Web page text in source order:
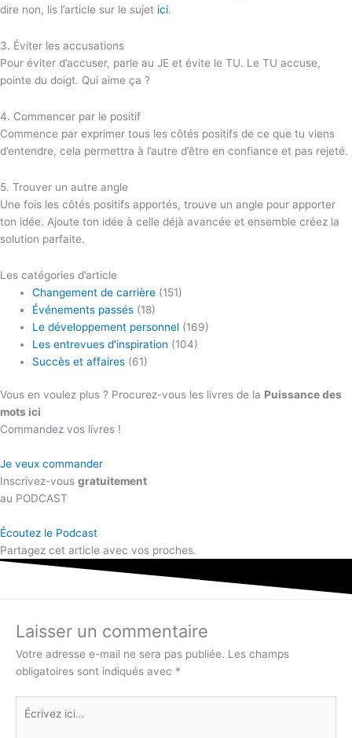
dire non, lis l’article sur le sujet ici.
3. Éviter les accusations
Pour éviter d’accuser, parle au JE et évite le TU. Le TU accuse,
pointe du doigt. Qui aime ça ?
4. Commencer par le positif
Commence par exprimer tous les côtés positifs de ce que tu viens
d’entendre, cela permettra à l’autre d’être en confiance et pas rejeté.
5. Trouver un autre angle
Une fois les côtés positifs apportés, trouve un angle pour apporter
ton idée. Ajoute ton idée à celle déjà avancée et ensemble créez la
solution parfaite.
Les catégories d’article
Changement de carrière (151)
Événements passés (18)
Le développement personnel (169)
Les entrevues d'inspiration (104)
Succès et affaires (61)
Vous en voulez plus ? Procurez-vous les livres de la Puissance des
mots ici
Commandez vos livres !
Je veux commander
Inscrivez-vous gratuitement
au PODCAST
Écoutez le Podcast
Partagez cet article avec vos proches.
Laisser un commentaire
Votre adresse e-mail ne sera pas publiée. Les champs
obligatoires sont indiqués avec *
Écrivez
ici…